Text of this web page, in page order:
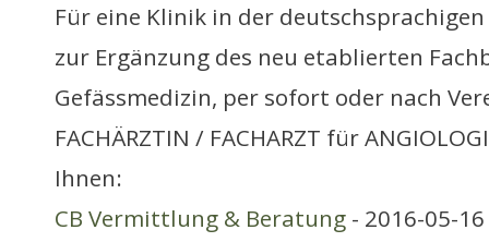
Für eine Klinik in der
zur Ergänzung des neu etablierten
Gefässmedizin, per sofort oder nach
FACHÄRZTIN / FACHARZT für
Ihnen:
CB Vermittlung & Beratung - 2016-05-